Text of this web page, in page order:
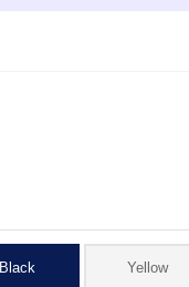
Black Yellow